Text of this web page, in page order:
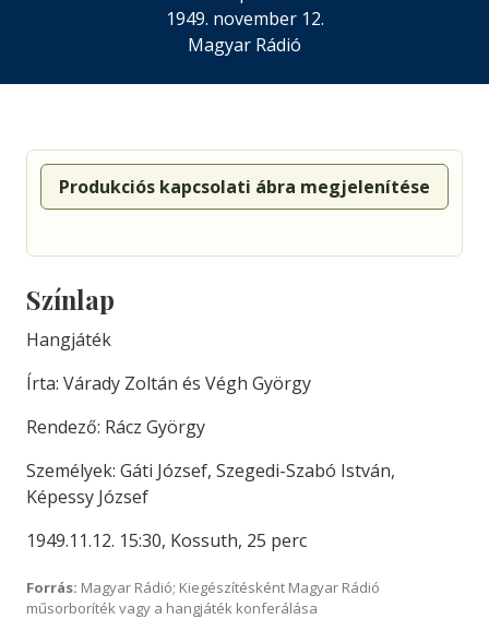
1949. november 12.
Magyar Rádió
Produkciós kapcsolati ábra megjelenítése
Színlap
Hangjáték
Írta: Várady Zoltán és Végh György
Rendező: Rácz György
Személyek: Gáti József, Szegedi-Szabó István,
Képessy József
1949.11.12. 15:30, Kossuth, 25 perc
Forrás: Magyar Rádió; Kiegészítésként Magyar Rádió
műsorboríték vagy a hangjáték konferálása